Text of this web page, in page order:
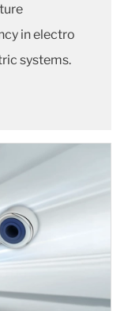
in electro
systems.